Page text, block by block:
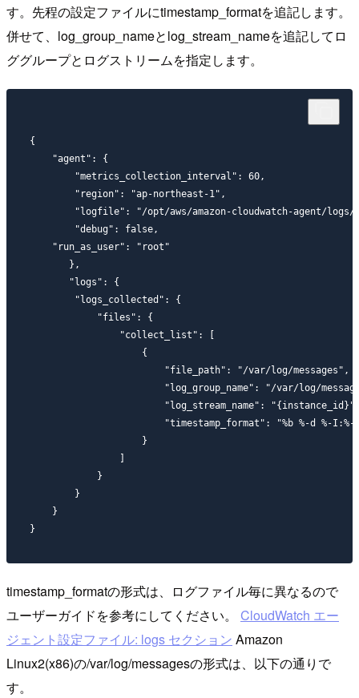
す。先程の設定ファイルにtimestamp_formatを追記します。
併せて、log_group_nameとlog_stream_nameを追記してロ
ググループとログストリームを指定します。
{
    "agent": {
        "metrics_collection_interval": 60,
        "region": "ap-northeast-1",
"logfile": "/opt/aws/amazon-cloudwatch-agent/
        "debug": false,
    "run_as_user": "root"
       },
       "logs": {
        "logs_collected": {
            "files": {
                "collect_list": [
                    {
                        "file_path": "/var/log/messages",
"log_group_name": "/var/log/
"log_stream_name":
"timestamp_format": "%b %-d %-I:%-
                    }
                ]
            }
        }
    }
timestamp_formatの形式は、ログファイル毎に異なるので
ユーザーガイドを参考にしてください。 CloudWatch エー
ジェント設定ファイル: logs セクション Amazon
Linux2(x86)の/var/log/messagesの形式は、以下の通りで
す。